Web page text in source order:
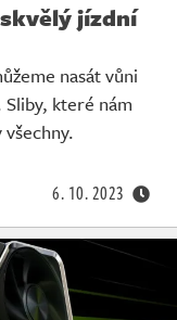
jízdní
nasát vůni
které nám
6. 10. 2023